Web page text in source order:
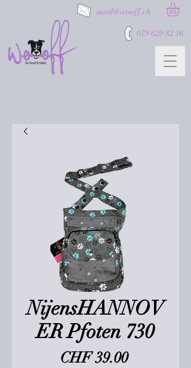
mail@wooff.ch
079 620 82 16
NijensHANNOV
ER Pfoten 730
CHF 39.00Preis